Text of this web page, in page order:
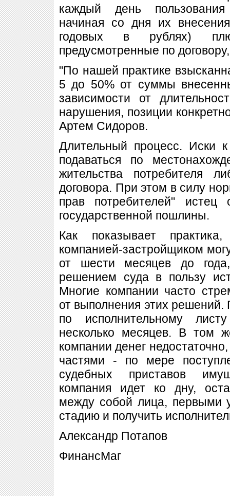
каждый день
начиная со дня их
годовых в рублях)
предусмотренные по
"По нашей практике
5 до 50% от суммы
зависимости от
нарушения, позиции
Артем Сидоров.
Длительный процесс. Иски к
подаваться по
жительства потребителя
договора. При этом в силу
прав потребителей" истец
государственной пошлины.
Как показывает
компанией-застройщиком
от шести месяцев до
решением суда в пользу
Многие компании часто
от выполнения этих решений.
по исполнительному
несколько месяцев. В том
компании денег
частями - по мере
судебных приставов
компания идет ко дну,
между собой лица, первыми
стадию и получить
Александр Потапов
ФинансМаг